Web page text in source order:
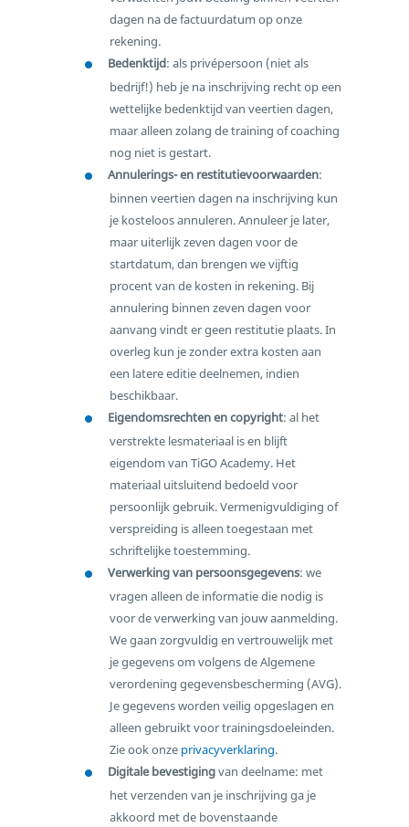
dagen na de factuurdatum op onze
rekening.
Bedenktijd: als privépersoon (niet als
bedrijf!) heb je na inschrijving recht op een
wettelijke bedenktijd van veertien dagen,
maar alleen zolang de training of coaching
nog niet is gestart.
Annulerings- en restitutievoorwaarden:
binnen veertien dagen na inschrijving kun
je kosteloos annuleren. Annuleer je later,
maar uiterlijk zeven dagen voor de
startdatum, dan brengen we vijftig
procent van de kosten in rekening. Bij
annulering binnen zeven dagen voor
aanvang vindt er geen restitutie plaats. In
overleg kun je zonder extra kosten aan
een latere editie deelnemen, indien
beschikbaar.
Eigendomsrechten en copyright: al het
verstrekte lesmateriaal is en blijft
eigendom van TiGO Academy. Het
materiaal uitsluitend bedoeld voor
persoonlijk gebruik. Vermenigvuldiging of
verspreiding is alleen toegestaan met
schriftelijke toestemming.
Verwerking van persoonsgegevens: we
vragen alleen de informatie die nodig is
voor de verwerking van jouw aanmelding.
We gaan zorgvuldig en vertrouwelijk met
je gegevens om volgens de Algemene
verordening gegevensbescherming (AVG).
Je gegevens worden veilig opgeslagen en
alleen gebruikt voor trainingsdoeleinden.
Zie ook onze privacyverklaring.
Digitale bevestigingvan deelname: met
het verzenden van je inschrijving ga je
akkoord met de bovenstaande